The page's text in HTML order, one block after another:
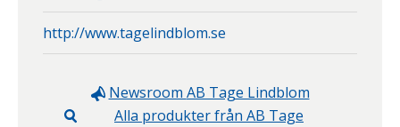
http://www.tagelindblom.se
Newsroom AB Tage Lindblom
Alla produkter från AB Tage